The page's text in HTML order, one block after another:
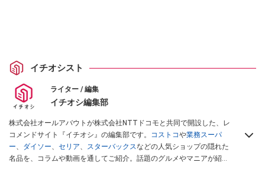
イチオシスト
ライター / 編集
イチオシ編集部
株式会社オールアバウトが株式会社NTTドコモと共同で開設した、レ
コメンドサイト『イチオシ』の編集部です。 コストコや業務スーパ
ー、 ダイソー、 セリア、 スターバックスなどの人気ショップの隠れた
名品を、コラムや動画を通してご紹介。話題のグルメやマニアが紹介